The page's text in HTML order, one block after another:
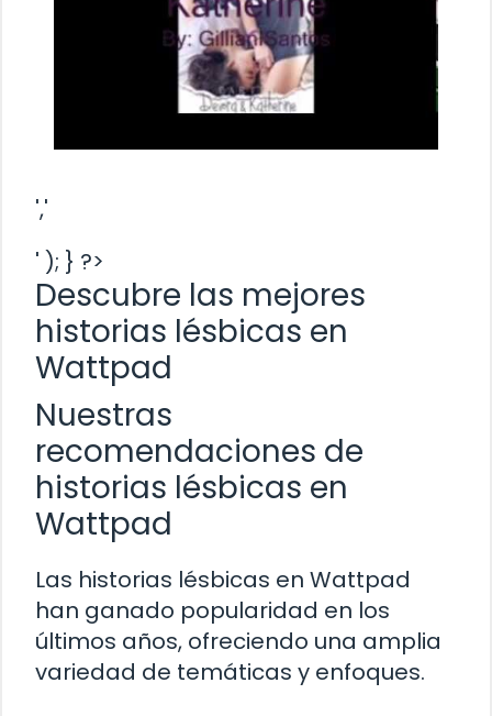
','
' ); } ?>
Descubre las mejores
historias lésbicas en
Wattpad
Nuestras
recomendaciones de
historias lésbicas en
Wattpad
Las historias lésbicas en Wattpad
han ganado popularidad en los
últimos años, ofreciendo una amplia
variedad de temáticas y enfoques.